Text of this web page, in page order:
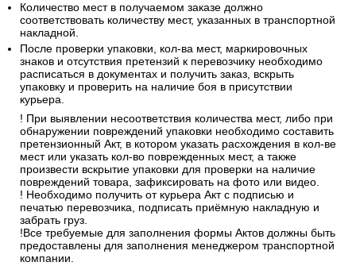
Количество мест в получаемом заказе должно
соответствовать количеству мест, указанных в транспортной
накладной.
После проверки упаковки, кол-ва мест, маркировочных
знаков и отсутствия претензий к перевозчику необходимо
расписаться в документах и получить заказ, вскрыть
упаковку и проверить на наличие боя в присутствии
курьера.
! При выявлении несоответствия количества мест, либо при
обнаружении повреждений упаковки необходимо составить
претензионный Акт, в котором указать расхождения в кол-ве
мест или указать кол-во поврежденных мест, а также
произвести вскрытие упаковки для проверки на наличие
повреждений товара, зафиксировать на фото или видео.
! Необходимо получить от курьера Акт с подписью и
печатью перевозчика, подписать приёмную накладную и
забрать груз.
!Все требуемые для заполнения формы Актов должны быть
предоставлены для заполнения менеджером транспортной
компании.